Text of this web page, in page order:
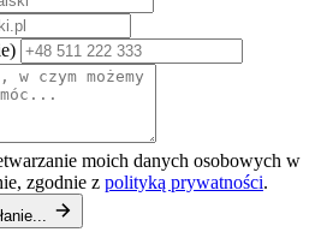
moich danych osobowych w
zgodnie z polityką prywatności.